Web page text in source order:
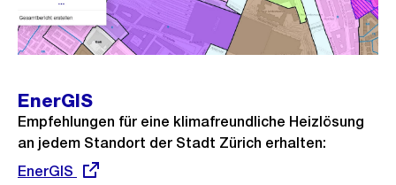
EnerGIS
Empfehlungen für eine klimafreundliche Heizlösung
an jedem Standort der Stadt Zürich erhalten:
Externer
EnerGIS